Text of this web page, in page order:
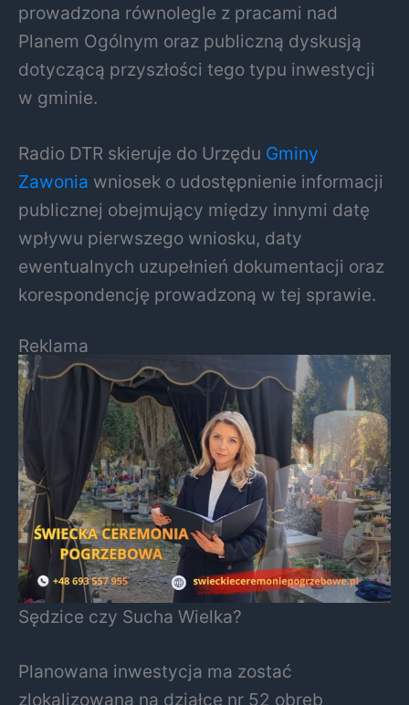
prowadzona równolegle z pracami nad
Planem Ogólnym oraz publiczną dyskusją
dotyczącą przyszłości tego typu inwestycji
w gminie.
Radio DTR skieruje do Urzędu Gminy
Zawonia wniosek o udostępnienie informacji
publicznej obejmujący między innymi datę
wpływu pierwszego wniosku, daty
ewentualnych uzupełnień dokumentacji oraz
korespondencję prowadzoną w tej sprawie.
Reklama
Sędzice czy Sucha Wielka?
Planowana inwestycja ma zostać
zlokalizowana na działce nr 52 obręb